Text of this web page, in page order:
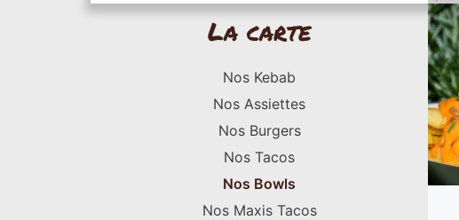
La carte
Nos Kebab
Nos Assiettes
Nos Burgers
Nos Tacos
Nos Bowls
Nos Maxis Tacos